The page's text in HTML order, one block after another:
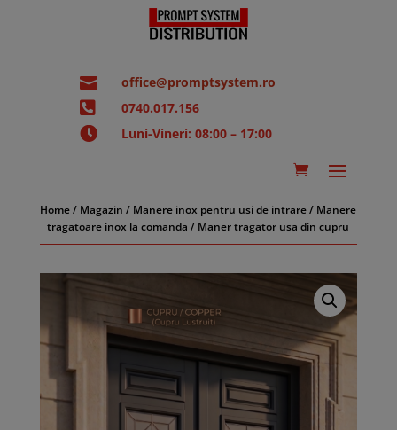
 office@promptsystem.ro
 0740.017.156
 Luni-Vineri: 08:00 – 17:00
Home/ Magazin / Manere inox pentru usi de intrare/ Manere
tragatoare inox la comanda / Maner tragator usa din cupru